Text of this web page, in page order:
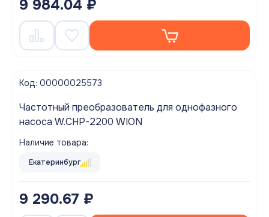
9 984.04 ₽
Код: 00000025573
Частотный преобразователь для однофазного
насоса W.CHP-2200 WION
Наличие товара:
Екатеринбург
9 290.67 ₽